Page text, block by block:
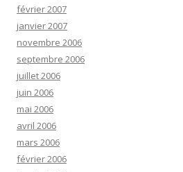
février 2007
janvier 2007
novembre 2006
septembre 2006
juillet 2006
juin 2006
mai 2006
avril 2006
mars 2006
février 2006